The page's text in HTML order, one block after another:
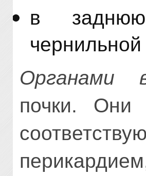
в заднюю
Органами
почки. Они